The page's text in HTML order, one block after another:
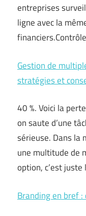
entreprises
ligne avec la
Gestion de
stratégies et
40 %. Voici la
on saute d’une
sérieuse. Dans la
une multitude de
option, c’est
Branding en bref